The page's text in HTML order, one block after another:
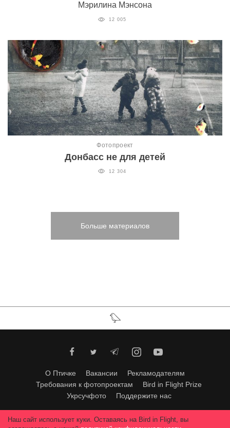
Мэрилина Мэнсона
12 005
Фотопроект
Донбасс не для детей
12 304
Больше материалов
О Птичке Вакансии
Рекламодателям
Требования к фотопроектам
Bird in Flight Prize
Укрсучфото
Поддержите нас
Любое использование материалов допускается только с согласия
Наш сайт использует куки. Оставаясь на Bird in Flight, вы